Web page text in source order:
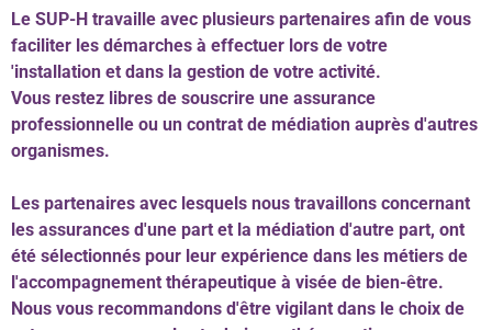
Espace personnel
Le SUP-H travaille avec plusieurs partenaires afin de vous
faciliter les démarches à effectuer lors de votre
'installation et dans la gestion de votre activité.
Vous restez libres de souscrire une assurance
professionnelle ou un contrat de médiation auprès d'autres
organismes.
Les partenaires avec lesquels nous travaillons concernant
les assurances d'une part et la médiation d'autre part, ont
été sélectionnés pour leur expérience dans les métiers de
l'accompagnement thérapeutique à visée de bien-être.
Nous vous recommandons d'être vigilant dans le choix de